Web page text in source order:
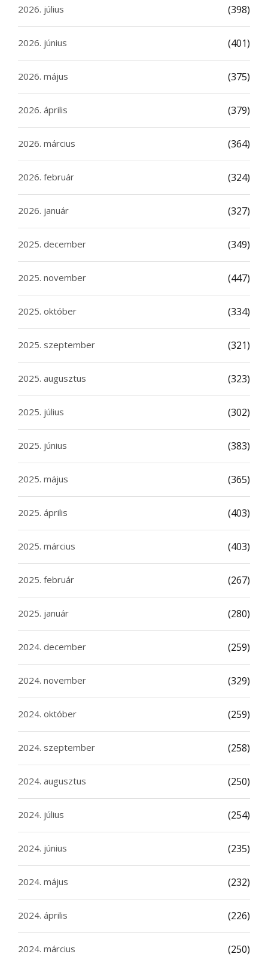
2026. július (398)
2026. június (401)
2026. május (375)
2026. április (379)
2026. március (364)
2026. február (324)
2026. január (327)
2025. december (349)
2025. november (447)
2025. október (334)
2025. szeptember (321)
2025. augusztus (323)
2025. július (302)
2025. június (383)
2025. május (365)
2025. április (403)
2025. március (403)
2025. február (267)
2025. január (280)
2024. december (259)
2024. november (329)
2024. október (259)
2024. szeptember (258)
2024. augusztus (250)
2024. július (254)
2024. június (235)
2024. május (232)
2024. április (226)
2024. március (250)